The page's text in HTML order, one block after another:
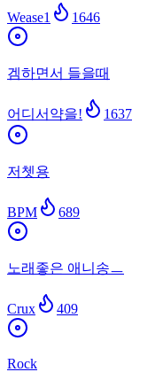
Wease1 1646
겜하면서 들을때
어디서약을! 1637
저쳇용
BPM 689
노래좋은 애니송ㅡ
Crux 409
Rock